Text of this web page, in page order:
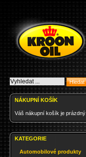
NÁKUPNÍ KOŠÍK
Váš nákupní košík je prázdný.
KATEGORIE
Automobilové produkty